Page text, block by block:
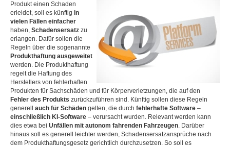
Produkt einen Schaden
erleidet, soll es künftig in
vielen Fällen einfacher
haben, Schadensersatz zu
erlangen. Dafür sollen die
Regeln über die sogenannte
Produkthaftung ausgeweitet
werden. Die Produkthaftung
regelt die Haftung des
Herstellers von fehlerhaften
Produkten für Sachschäden und für Körperverletzungen, die auf den
Fehler des Produkts zurückzuführen sind. Künftig sollen diese Regeln
generell auch für Schäden gelten, die durch fehlerhafte Software –
einschließlich KI-Software – verursacht wurden. Relevant werden kann
dies etwa bei Unfällen mit autonom fahrenden Fahrzeugen. Darüber
hinaus soll es generell leichter werden, Schadensersatzansprüche nach
dem Produkthaftungsgesetz gerichtlich durchzusetzen. So soll es